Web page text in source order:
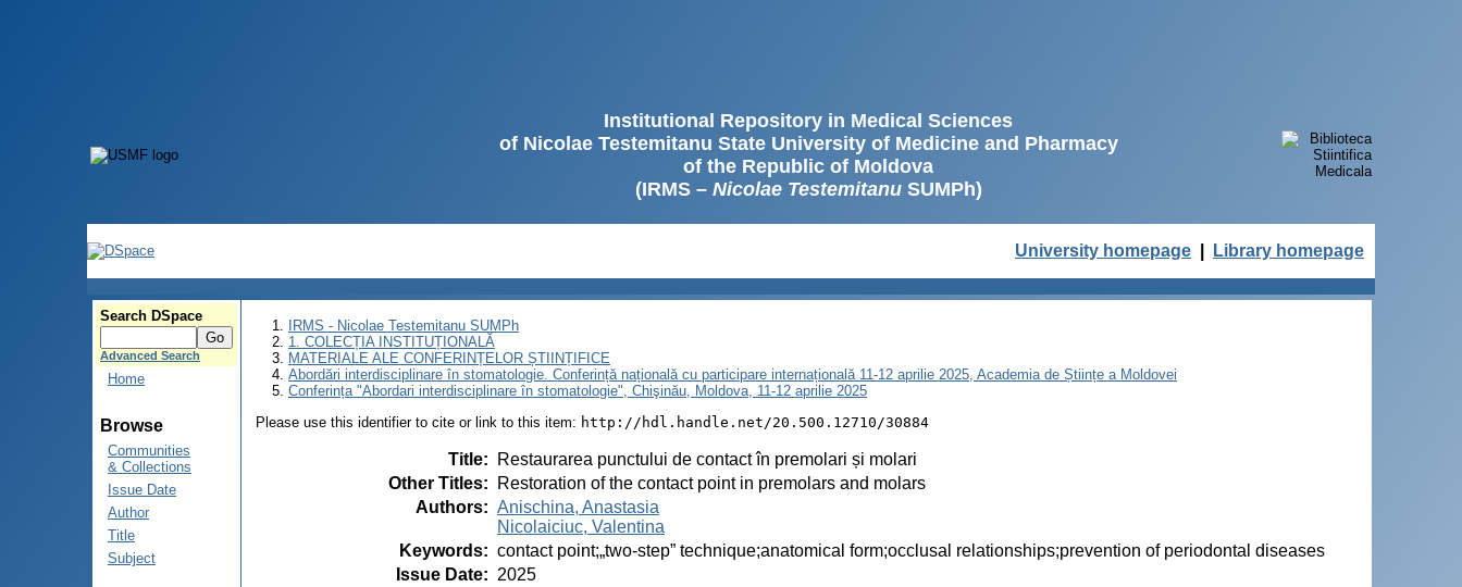
Institutional Repository in Medical Sciences
of Nicolae Testemitanu State University of Medicine and Pharmacy
of the Republic of Moldova
(IRMS – Nicolae TestemitanuSUMPh)
University homepage Library homepage
Search DSpace
Advanced Search
Home
Browse
Communities
& Collections
Issue Date
Author
Title
Subject
IRMS - Nicolae Testemitanu SUMPh
1. COLECȚIA INSTITUȚIONALĂ
MATERIALE ALE CONFERINȚELOR ȘTIINȚIFICE
Abordări interdisciplinare în stomatologie. Conferință națională cu participare internațională 11-12 aprilie 2025, Academia de Științe a Moldovei
Conferința "Abordari interdisciplinare în stomatologie", Chişinău, Moldova, 11-12 aprilie 2025
Please use this identifier to cite or link to this item: http://hdl.handle.net/20.500.12710/30884
Title:
Restaurarea punctului de contact în premolari și molari
Other Titles:
Restoration of the contact point in premolars and molars
Authors: Anischina, Anastasia
Nicolaiciuc, Valentina
Keywords: contact point;„two-step” technique;anatomical form;occlusal relationships;prevention of periodontal diseases
Issue Date: 2025